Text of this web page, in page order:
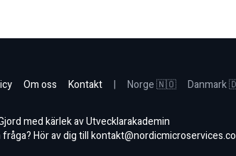
Om oss Kontakt | Norge 🇳🇴 Danmark
med kärlek av Utvecklarakademin
Hör av dig till